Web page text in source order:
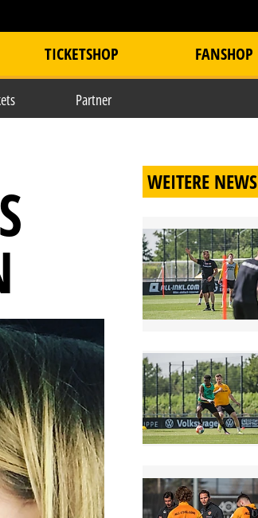
TICKETSHOP FANSHOP
Partner
WEITERE NEWS